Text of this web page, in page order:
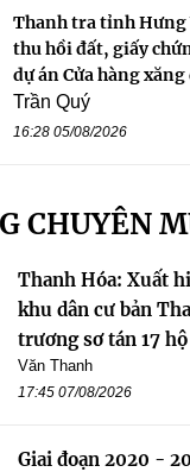
Thanh tra tỉnh Hưng
thu hồi đất, giấy
dự án Cửa hàng
Trần Quý
16:28 05/08/2026
CHUYÊN
Thanh Hóa: Xuất
khu dân cư bản
trương sơ tán 17 hộ
Văn Thanh
17:45 07/08/2026
Giai đoạn 2020 -